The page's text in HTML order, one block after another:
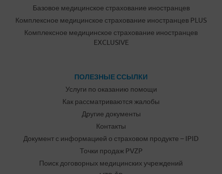
Базовое медицинское страхование иностранцев
Комплексное медицинское страхование иностранцев PLUS
Комплексное медицинское страхование иностранцев
EXCLUSIVE
ПОЛЕЗНЫЕ ССЫЛКИ
Услуги по оказанию помощи
Как рассматриваются жалобы
Другие документы
Контакты
Документ с информацией о страховом продукте – IPID
Точки продаж PVZP
Поиск договорных медицинских учреждений